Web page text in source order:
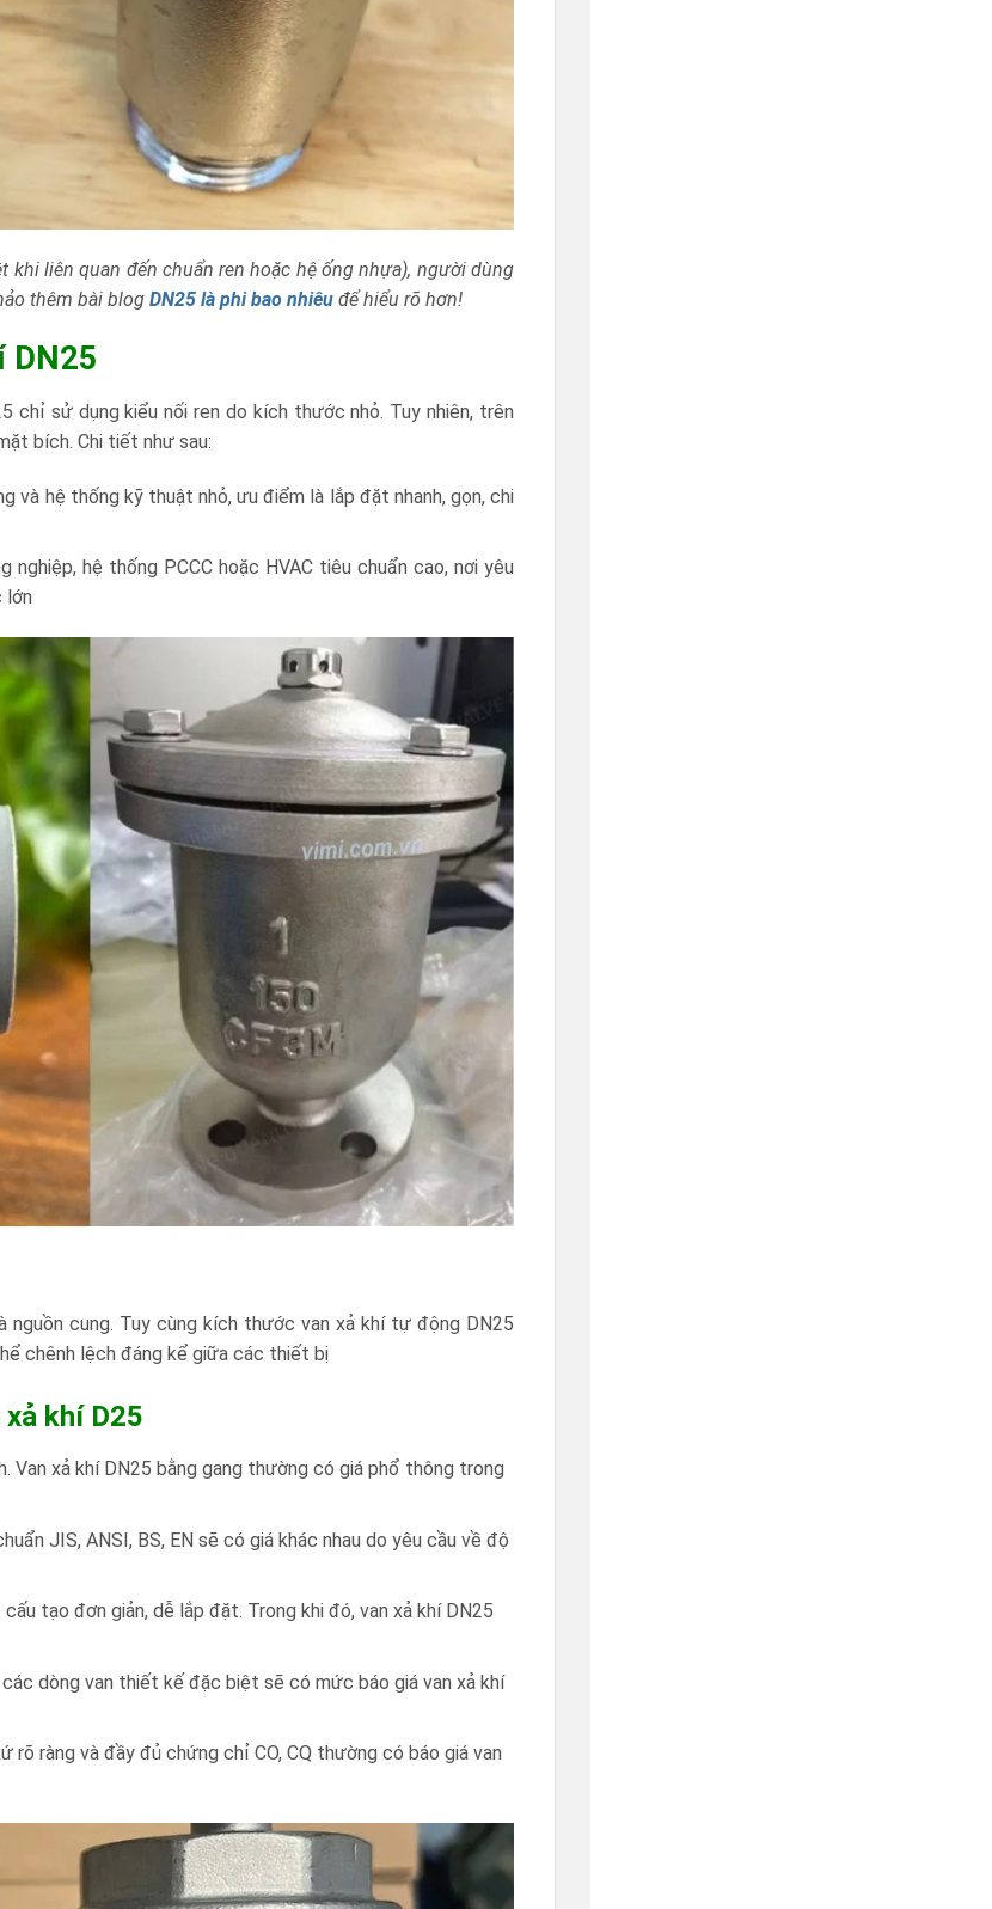
liên quan đến chuẩn ren hoặc hệ ống nhựa), người dùng
thêm bài blog DN25 là phi bao nhiêu để hiểu rõ hơn!
DN25
chỉ sử dụng kiểu nối ren do kích thước nhỏ. Tuy nhiên, trên
bích. Chi tiết như sau:
và hệ thống kỹ thuật nhỏ, ưu điểm là lắp đặt nhanh, gọn, chi
hệ thống PCCC hoặc HVAC tiêu chuẩn cao, nơi yêu
lớn
nguồn cung. Tuy cùng kích thước van xả khí tự động DN25
chênh lệch đáng kể giữa các thiết bị
khí D25
Van xả khí DN25 bằng gang thường có giá phổ thông trong
JIS, ANSI, BS, EN sẽ có giá khác nhau do yêu cầu về độ
tạo đơn giản, dễ lắp đặt. Trong khi đó, van xả khí DN25
dòng van thiết kế đặc biệt sẽ có mức báo giá van xả khí
ràng và đầy đủ chứng chỉ CO, CQ thường có báo giá van